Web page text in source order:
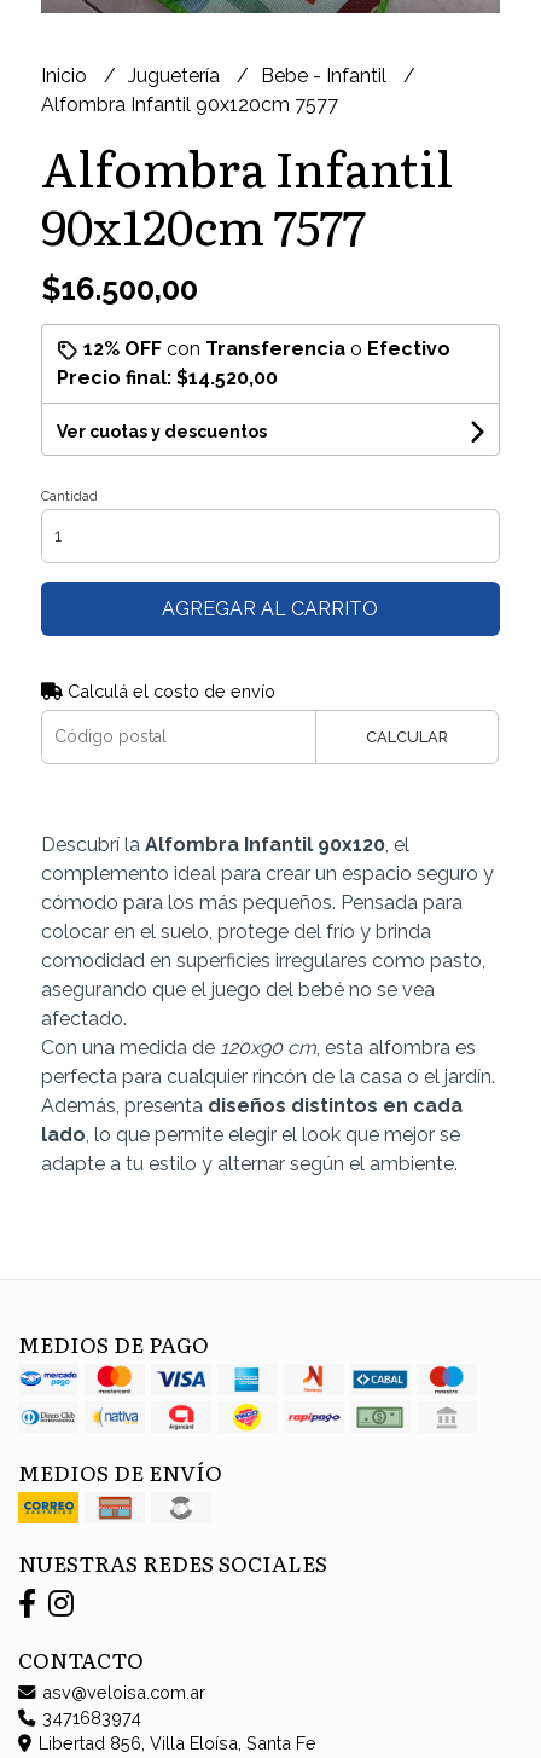
Inicio Juguetería
Bebe - Infantil
Alfombra Infantil 90x120cm 7577
Alfombra Infantil
90x120cm 7577
$16.500,00
12% OFFcon Transferenciao Efectivo
Precio final: $14.520,00
Ver cuotas y descuentos
Cantidad
AGREGAR AL CARRITO
Calculá el costo de envío
CALCULAR
Descubrí la Alfombra Infantil 90x120, el
complemento ideal para crear un espacio seguro y
cómodo para los más pequeños. Pensada para
colocar en el suelo, protege del frío y brinda
comodidad en superficies irregulares como pasto,
asegurando que el juego del bebé no se vea
afectado.
Con una medida de 120x90 cm, esta alfombra es
perfecta para cualquier rincón de la casa o el jardín.
Además, presenta diseños distintos en cada
lado , lo que permite elegir el look que mejor se
adapte a tu estilo y alternar según el ambiente.
MEDIOS DE PAGO
MEDIOS DE ENVÍO
NUESTRAS REDES SOCIALES
CONTACTO
asv@veloisa.com.ar
3471683974
Libertad 856, Villa Eloísa, Santa Fe